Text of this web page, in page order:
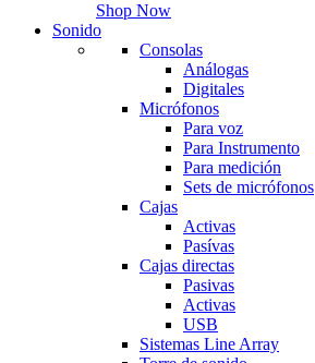
Shop Now
Sonido
Consolas
Análogas
Digitales
Micrófonos
Para voz
Para Instrumento
Para medición
Sets de micrófonos
Cajas
Activas
Pasívas
Cajas directas
Pasivas
Activas
USB
Sistemas Line Array